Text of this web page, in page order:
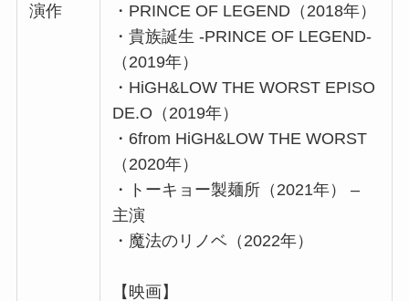
演作
・PRINCE OF LEGEND（2018年）
・貴族誕生 -PRINCE OF LEGEND-
（2019年）
・HiGH&LOW THE WORST EPISO
DE.O（2019年）
・6from HiGH&LOW THE WORST
（2020年）
・トーキョー製麺所（2021年） –
主演
・魔法のリノベ（2022年）
【映画】